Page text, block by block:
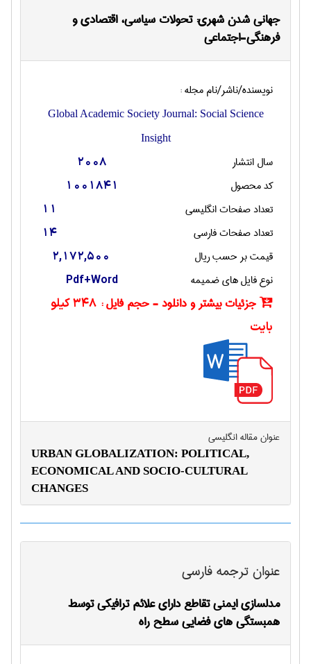
جهانی شدن شهری: تحولات سیاسی، اقتصادی و
فرهنگی-اجتماعی
نویسنده/ناشر/نام مجله :
Global Academic Society Journal: Social Science
Insight
سال انتشار 2008
کد محصول 1001841
تعداد صفحات انگليسی 11
تعداد صفحات فارسی 14
قیمت بر حسب ریال 2,172,500
نوع فایل های ضمیمه Pdf+Word
جزئیات بیشتر و دانلود - حجم فایل :
348 کیلو
بایت
عنوان مقاله انگليسی
URBAN GLOBALIZATION: POLITICAL,
ECONOMICAL AND SOCIO-CULTURAL
CHANGES
عنوان ترجمه فارسی
مدلسازی ایمنی تقاطع دارای علائم ترافیکی توسط
همبستگی های فضایی سطح راه